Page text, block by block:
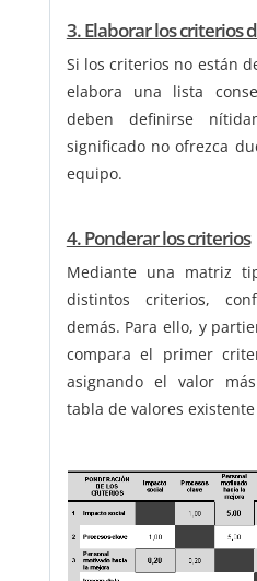
3. Elaborar los criterios
Si los criterios no están
elabora una lista
deben definirse
significado no ofrezca
equipo.
4. Ponderar los criterios
Mediante una matriz
distintos criterios,
demás. Para ello, y
compara el primer
asignando el valor
tabla de valores